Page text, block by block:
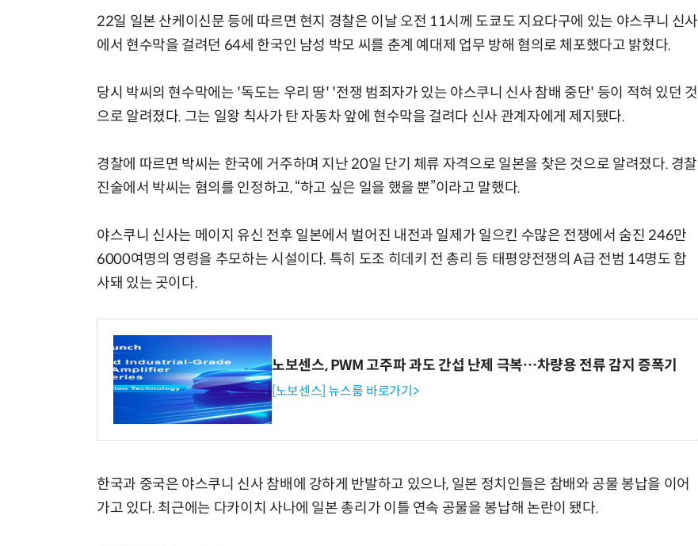
22일 일본 산케이신문 등에 따르면 현지 경찰은 이날 오전 11시께 도쿄도 지요다구에 있는 야스쿠니 신사
에서 현수막을 걸려던 64세 한국인 남성 박모 씨를 춘계 예대제 업무 방해 혐의로 체포했다고 밝혔다.
당시 박씨의 현수막에는 '독도는 우리 땅' '전쟁 범죄자가 있는 야스쿠니 신사 참배 중단' 등이 적혀 있던 것
으로 알려졌다. 그는 일왕 칙사가 탄 자동차 앞에 현수막을 걸려다 신사 관계자에게 제지됐다.
경찰에 따르면 박씨는 한국에 거주하며 지난 20일 단기 체류 자격으로 일본을 찾은 것으로 알려졌다. 경찰
진술에서 박씨는 혐의를 인정하고, “하고 싶은 일을 했을 뿐”이라고 말했다.
야스쿠니 신사는 메이지 유신 전후 일본에서 벌어진 내전과 일제가 일으킨 수많은 전쟁에서 숨진 246만
6000여명의 영령을 추모하는 시설이다. 특히 도조 히데키 전 총리 등 태평양전쟁의 A급 전범 14명도 합
사돼 있는 곳이다.
노보센스, PWM 고주파 과도 간섭 난제 극복…차량용 전류 감지 증폭기
[노보센스] 뉴스룸 바로가기>
한국과 중국은 야스쿠니 신사 참배에 강하게 반발하고 있으나, 일본 정치인들은 참배와 공물 봉납을 이어
가고 있다. 최근에는 다카이치 사나에 일본 총리가 이틀 연속 공물을 봉납해 논란이 됐다.